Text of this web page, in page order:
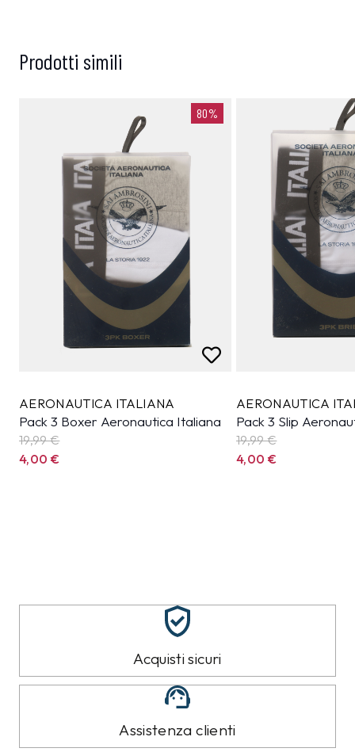
Prodotti simili
80%
AERONAUTICA ITALIANA
Pack 3 Boxer Aeronautica Italiana
19,99€
4,00 €
AERONAUTICA
Pack 3 Slip
19,99€
4,00 €
Acquisti sicuri
Assistenza clienti